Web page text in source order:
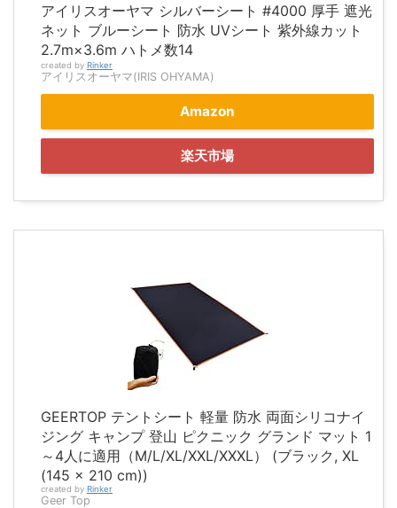
アイリスオーヤマ シルバーシート #4000 厚手 遮光
ネット ブルーシート 防水 UVシート 紫外線カット
2.7m×3.6m ハトメ数14
created by Rinker
アイリスオーヤマ(IRIS OHYAMA)
Amazon
楽天市場
GEERTOP テントシート 軽量 防水 両面シリコナイ
ジング キャンプ 登山 ピクニック グランド マット 1
～4人に適用（M/L/XL/XXL/XXXL） (ブラック, XL
(145 x 210 cm))
created by Rinker
Geer Top